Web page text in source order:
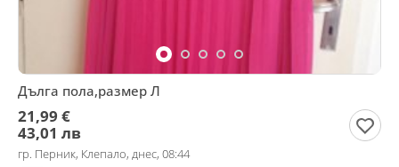
Дълга пола,размер Л
21,99 €
43,01 лв
гр. Перник, Клепало, днес, 08:44